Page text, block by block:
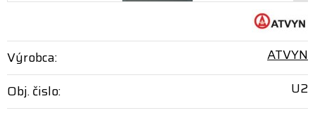
Výrobca:
ATVYN
Obj. čislo:
U2